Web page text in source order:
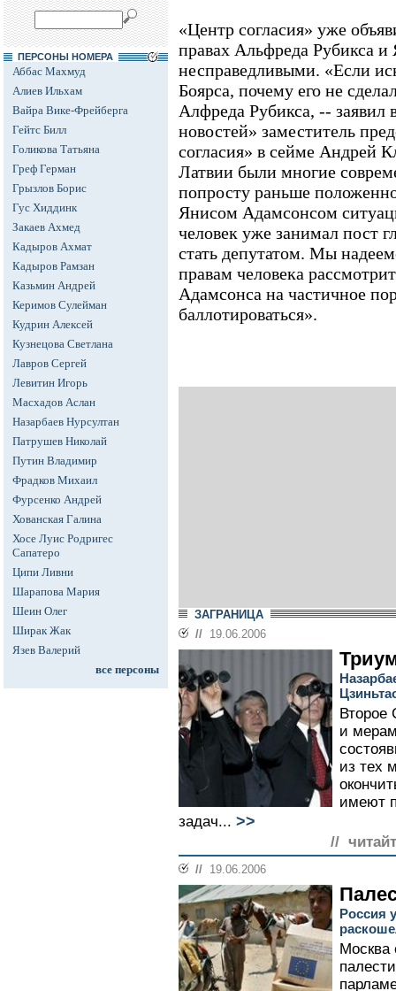
ПЕРСОНЫ НОМЕРА
Аббас Махмуд
Алиев Ильхам
Вайра Вике-Фрейберга
Гейтс Билл
Голикова Татьяна
Греф Герман
Грызлов Борис
Гус Хиддинк
Закаев Ахмед
Кадыров Ахмат
Кадыров Рамзан
Казьмин Андрей
Керимов Сулейман
Кудрин Алексей
Кузнецова Светлана
Лавров Сергей
Левитин Игорь
Масхадов Аслан
Назарбаев Нурсултан
Патрушев Николай
Путин Владимир
Фрадков Михаил
Фурсенко Андрей
Хованская Галина
Хосе Луис Родригес
Сапатеро
Ципи Ливни
Шарапова Мария
Шеин Олег
Ширак Жак
Язев Валерий
все персоны
«Центр согласия» уже
правах Альфреда Рубикса
несправедливыми. «Если
Боярса, почему его не
Алфреда Рубикса, --
новостей» заместитель
согласия» в сейме Андрей
Латвии были многие
попросту раньше
Янисом Адамсонсом
человек уже занимал пост
стать депутатом. Мы
правам человека
Адамсонса на частичное
баллотироваться».
ЗАГРАНИЦА
// 19.06.2006
и
из тех
имеют
задач... >>
//
// 19.06.2006
Россия
Москва